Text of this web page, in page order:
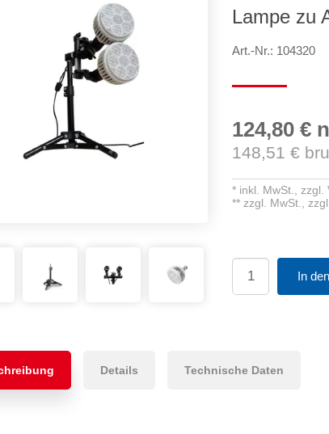
Lampe zu
Art.-Nr.: 104320
124,80 €
148,51 €
* inkl. MwSt.,zzgl.
**zzgl. MwSt.,
In
Details Technische Daten